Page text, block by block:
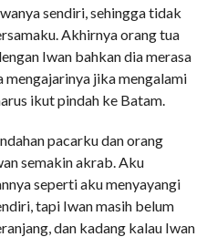
sendiri, sehingga tidak
Akhirnya orang tua
Iwan bahkan dia merasa
mengajarinya jika mengalami
ikut pindah ke Batam.
pacarku dan orang
semakin akrab. Aku
seperti aku menyayangi
tapi Iwan masih belum
dan kadang kalau Iwan